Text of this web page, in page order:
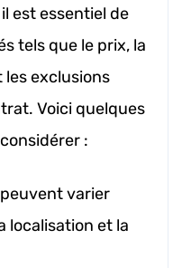
est essentiel de
tels que le prix, la
exclusions
Voici quelques
:
varier
localisation et la